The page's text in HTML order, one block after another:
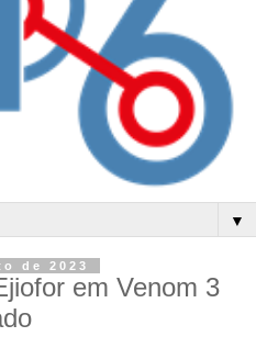
▼
de 2023
em Venom 3